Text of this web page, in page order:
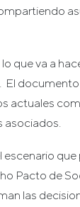
que va a
El
actuales
asociados.
Pacto de
las